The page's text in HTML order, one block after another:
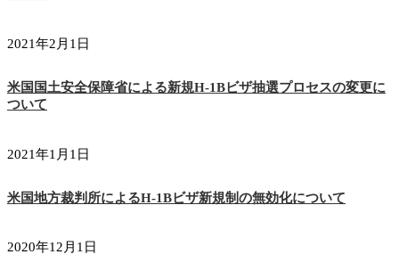
2021年2月1日
米国国土安全保障省による新規H-1Bビザ抽選プロセスの変更に
ついて
2021年1月1日
米国地方裁判所によるH-1Bビザ新規制の無効化について
2020年12月1日